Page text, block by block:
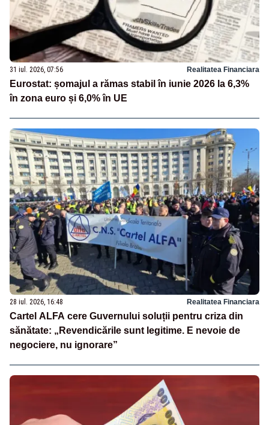
31 iul. 2026, 07:56 Realitatea Financiara
Eurostat: șomajul a rămas stabil în iunie 2026 la 6,3%
în zona euro și 6,0% în UE
28 iul. 2026, 16:48 Realitatea Financiara
Cartel ALFA cere Guvernului soluții pentru criza din
sănătate: „Revendicările sunt legitime. E nevoie de
negociere, nu ignorare”